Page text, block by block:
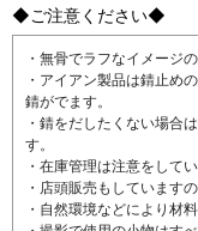
◆ご注意ください◆
・無骨でラフなイメージ
・アイアン製品は錆止め
錆がでます。
・錆をだしたくない場合
す。
・在庫管理は注意をして
・店頭販売もしています
・自然環境などにより材